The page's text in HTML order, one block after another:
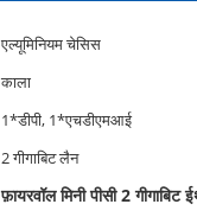
एल्यूमिनियम चेसिस
काला
1*डीपी, 1*एचडीएमआई
2 गीगाबिट लैन
फ़ायरवॉल मिनी पीसी 2 गीगाबिट